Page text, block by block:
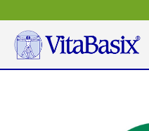
Inhalt
springen